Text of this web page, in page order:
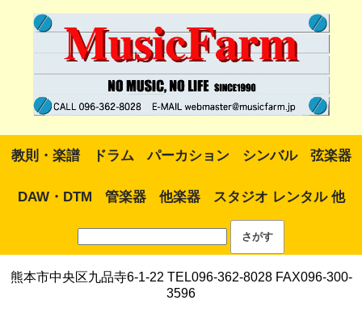
教則・楽譜 ドラム パーカション シンバル 弦楽器
DAW・DTM 管楽器 他楽器 スタジオ レンタル 他
熊本市中央区九品寺6-1-22 TEL096-362-8028 FAX096-300-
3596